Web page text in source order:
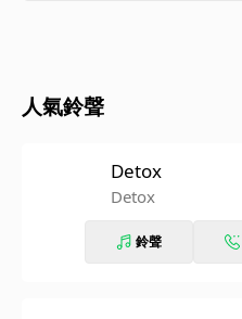
人氣鈴聲
Detox
Detox
鈴聲